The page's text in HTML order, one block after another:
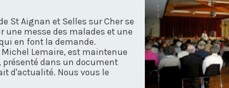
St Aignan et Selles sur Cher se
une messe des malades et une
en font la demande.
Lemaire, est maintenue
présenté dans un document
d'actualité. Nous vous le